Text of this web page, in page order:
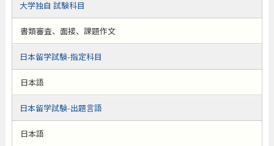
大学独自 試験科目
書類審査、面接、課題作文
日本留学試験-指定科目
日本語
日本留学試験-出題言語
日本語